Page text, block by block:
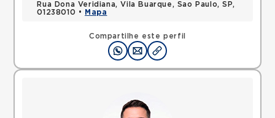
Compartilhe este perfil
Rua Dona Veridiana, Vila Buarque, Sao Paulo, SP,
01238010 •
Mapa